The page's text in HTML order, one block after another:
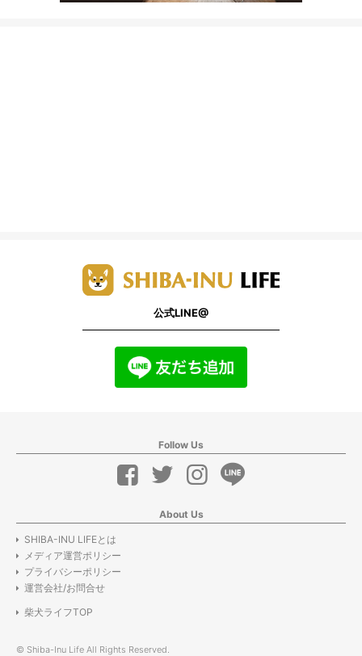
公式LINE@
Follow Us
About Us
SHIBA-INU LIFEとは
メディア運営ポリシー
プライバシーポリシー
運営会社/お問合せ
柴犬ライフTOP
© Shiba-Inu Life All Rights Reserved.